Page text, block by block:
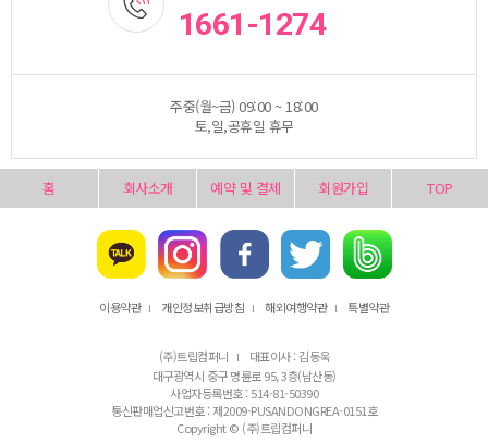
1661-1274
주중(월~금) 09:00 ~ 18:00
토,일,공휴일 휴무
홈 회사소개 예약 및 결제 회원가입 TOP
이용약관 l 개인정보취급방침 l 해외여행약관 l 특별약관
(주)트립컴퍼니 l
대표이사 : 김동욱
대구광역시 중구 명륜로 95, 3층(남산동)
사업자등록번호 : 514-81-50390
통신판매업신고번호 : 제2009-PUSANDONGREA-0151호
Copyright © (주)트립컴퍼니